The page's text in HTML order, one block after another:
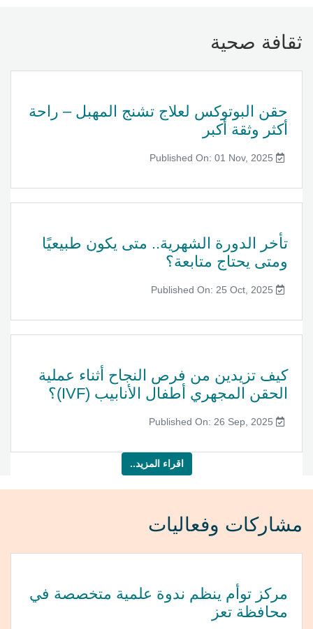
ثقافة صحية
حقن البوتوكس لعلاج تشنج المهبل – راحة
أكثر وثقة أكبر
تأخر الدورة الشهرية.. متى يكون طبيعيًا
ومتى يحتاج متابعة؟
كيف تزيدين من فرص النجاح أثناء عملية
الحقن المجهري أطفال الأنابيب (IVF)؟
اقراء المزيد..
مشاركات وفعاليات
مركز توأم ينظم ندوة علمية متخصصة في
محافظة تعز